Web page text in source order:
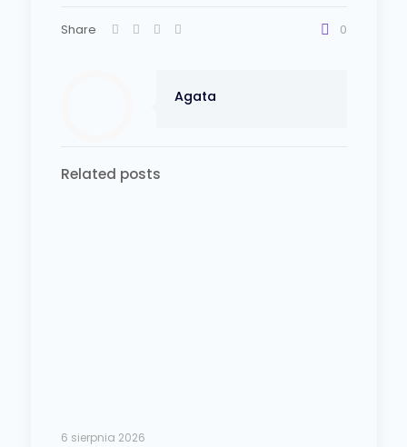
Share 0
Agata
Related posts
6 sierpnia 2026